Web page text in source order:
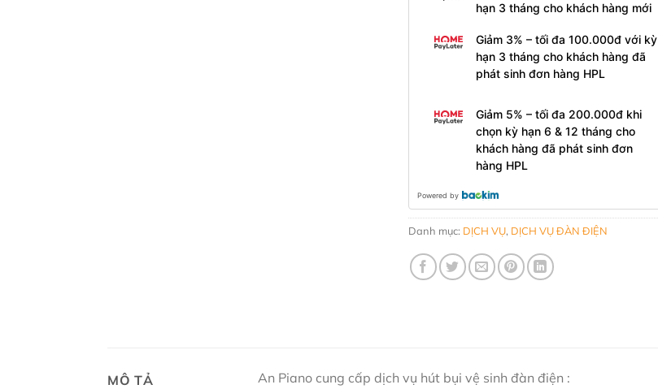
hạn 3 tháng cho khách hàng mới
Giảm 3% – tối đa 100.000đ với kỳ
hạn 3 tháng cho khách hàng đã
phát sinh đơn hàng HPL
Giảm 5% – tối đa 200.000đ khi
chọn kỳ hạn 6 & 12 tháng cho
khách hàng đã phát sinh đơn
hàng HPL
Powered by
Danh mục: DỊCH VỤ, DỊCH VỤ ĐÀN ĐIỆN
MÔ TẢ An Piano cung cấp dịch vụ hút bụi vệ sinh đàn điện :